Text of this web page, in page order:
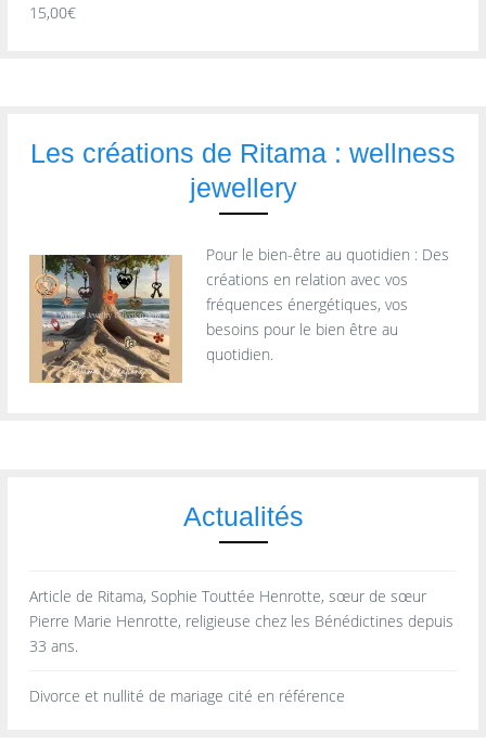
15,00€
Les créations de Ritama : wellness
jewellery
Pour le bien-être au quotidien : Des
créations en relation avec vos
fréquences énergétiques, vos
besoins pour le bien être au
quotidien.
Actualités
Article de Ritama, Sophie Touttée Henrotte, sœur de sœur
Pierre Marie Henrotte, religieuse chez les Bénédictines depuis
33 ans.
Divorce et nullité de mariage cité en référence